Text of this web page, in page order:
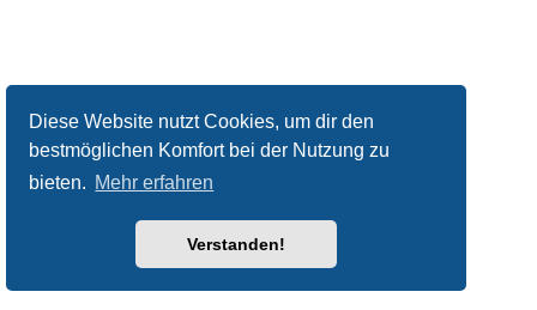
Diese Website nutzt Cookies, um dir den
bestmöglichen Komfort bei der Nutzung zu
bieten. Mehr erfahren
Verstanden!